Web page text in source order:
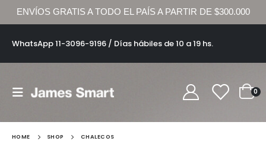
ENVÍOS GRATIS A TODO EL PAÍS A PARTIR DE $300.000
WhatsApp 11-3096-9196 / Días hábiles de 10 a 19 hs.
0
HOME SHOP CHALECOS